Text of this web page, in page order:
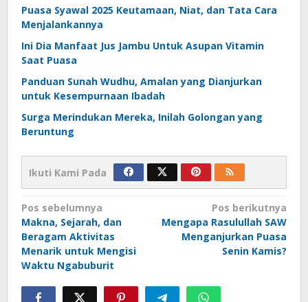
Puasa Syawal 2025 Keutamaan, Niat, dan Tata Cara
Menjalankannya
Ini Dia Manfaat Jus Jambu Untuk Asupan Vitamin
Saat Puasa
Panduan Sunah Wudhu, Amalan yang Dianjurkan
untuk Kesempurnaan Ibadah
Surga Merindukan Mereka, Inilah Golongan yang
Beruntung
Ikuti Kami Pada
Navigasi
pos
Pos sebelumnya
Makna, Sejarah, dan
Beragam Aktivitas
Menarik untuk Mengisi
Waktu Ngabuburit
Pos berikutnya
Mengapa Rasulullah SAW
Menganjurkan Puasa
Senin Kamis?